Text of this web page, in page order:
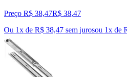
Preço R$ 38,47R$ 38,47
Ou 1x de R$ 38,47 sem jurosou 1x de